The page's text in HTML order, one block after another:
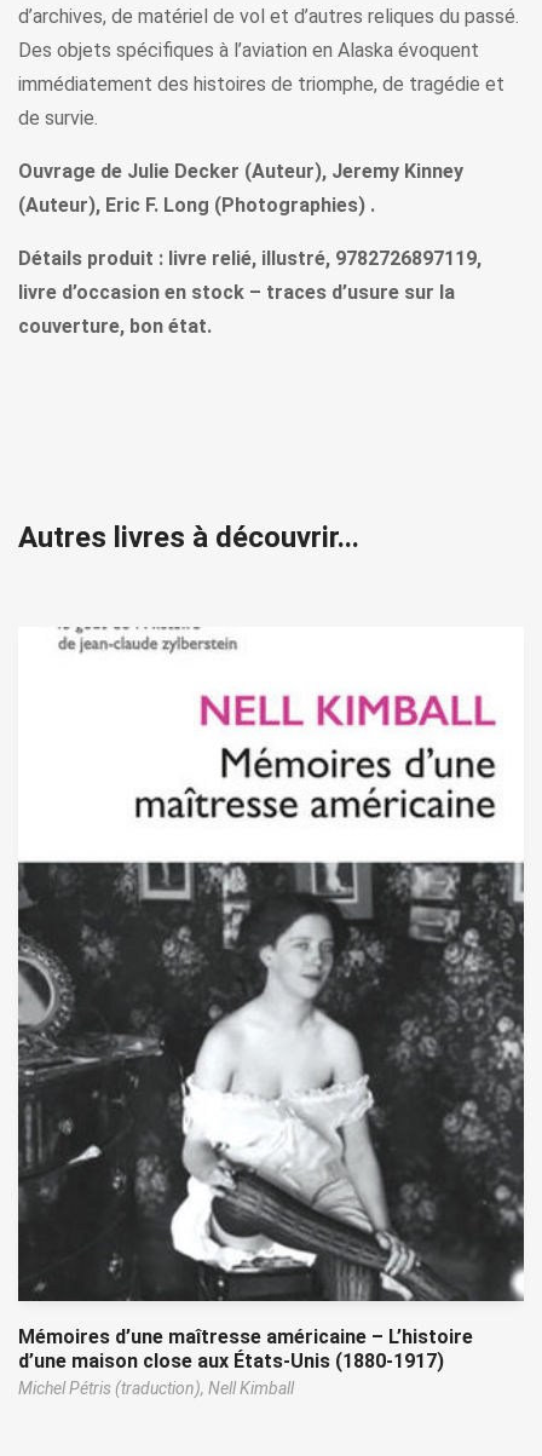
d’archives, de matériel de vol et d’autres reliques du passé.
Des objets spécifiques à l’aviation en Alaska évoquent
immédiatement des histoires de triomphe, de tragédie et
de survie.
Ouvrage de Julie Decker (Auteur), Jeremy Kinney
(Auteur), Eric F. Long (Photographies) .
Détails produit : livre relié, illustré, 9782726897119,
livre d’occasion en stock – traces d’usure sur la
couverture, bon état.
Autres livres à découvrir...
Mémoires d’une maîtresse américaine – L’histoire
d’une maison close aux États-Unis (1880-1917)
Michel Pétris (traduction), Nell Kimball